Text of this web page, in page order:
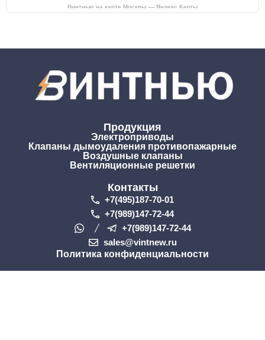
Винтнью на карте Москвы — Яндекс Карты
Продукция
Электроприводы
Клапаны дымоудаления противопажарные
Воздушные клапаны
Вентиляционные решетки
Контакты
+7(495)187-70-01
+7(989)147-72-44
+7(989)147-72-44
sales@vintnew.ru
Политика конфиденциальности